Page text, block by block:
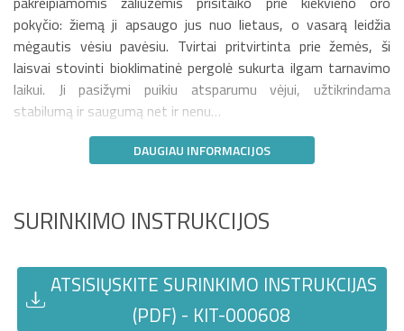
pokyčio: žiemą ji apsaugo jus nuo lietaus, o vasarą leidžia
mėgautis vėsiu pavėsiu. Tvirtai pritvirtinta prie žemės, ši
laisvai stovinti bioklimatinė pergolė sukurta ilgam tarnavimo
laikui. Ji pasižymi puikiu atsparumu vėjui, užtikrindama
stabilumą ir saugumą net ir nenu…
DAUGIAU INFORMACIJOS
SURINKIMO INSTRUKCIJOS
ATSISIŲSKITE SURINKIMO INSTRUKCIJAS
(PDF) - KIT-000608